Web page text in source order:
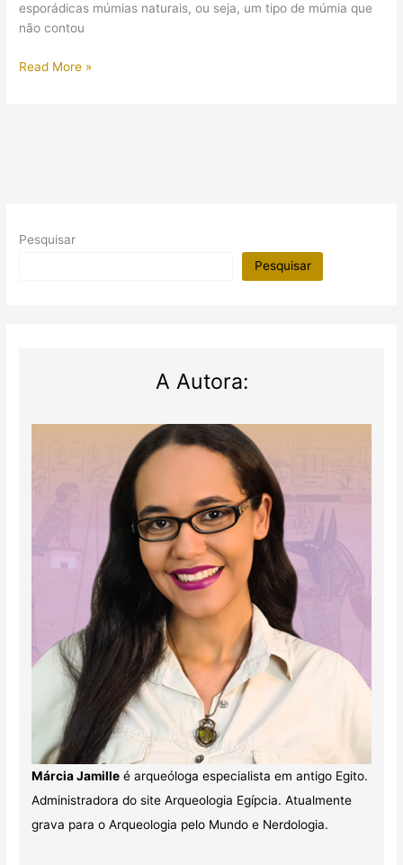
esporádicas múmias naturais, ou seja, um tipo de múmia que
não contou
A
Read More »
Pesquisar
Pesquisar
A Autora:
Márcia Jamilleé arqueóloga especialista em antigo Egito.
Administradora do site Arqueologia Egípcia. Atualmente
grava para o Arqueologia pelo Mundo e Nerdologia.